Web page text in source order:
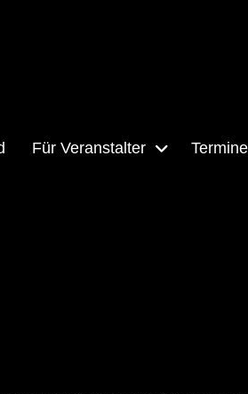
Für Veranstalter Termine